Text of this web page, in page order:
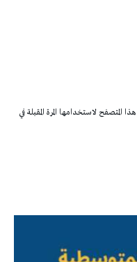
المتصفح لاستخدامها المرة المقبلة في